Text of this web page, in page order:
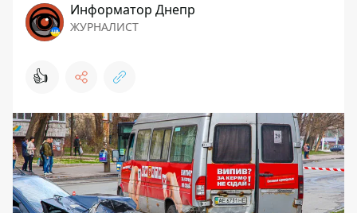
Информатор Днепр
ЖУРНАЛИСТ
👍